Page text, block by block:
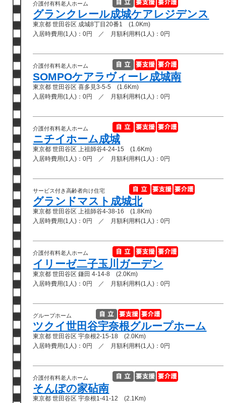
介護付有料老人ホーム
グランクレール成城ケアレジデンス
東京都 世田谷区 成城8丁目20番1 (1.0Km)
入居時費用(1人)：0円 ／ 月額利用料(1人)：0円
介護付有料老人ホーム
SOMPOケアラヴィーレ成城南
東京都 世田谷区 喜多見3-5-5 (1.6Km)
入居時費用(1人)：0円 ／ 月額利用料(1人)：0円
介護付有料老人ホーム
ニチイホーム成城
東京都 世田谷区 上祖師谷4-24-15 (1.6Km)
入居時費用(1人)：0円 ／ 月額利用料(1人)：0円
サービス付き高齢者向け住宅
グランドマスト成城北
東京都 世田谷区 上祖師谷4-38-16 (1.8Km)
入居時費用(1人)：0円 ／ 月額利用料(1人)：0円
介護付有料老人ホーム
イリーゼ二子玉川ガーデン
東京都 世田谷区 鎌田 4-14-8 (2.0Km)
入居時費用(1人)：0円 ／ 月額利用料(1人)：0円
グループホーム
ツクイ世田谷宇奈根グループホーム
東京都 世田谷区 宇奈根2-15-18 (2.0Km)
入居時費用(1人)：0円 ／ 月額利用料(1人)：0円
介護付有料老人ホーム
そんぽの家砧南
東京都 世田谷区 宇奈根1-41-12 (2.1Km)